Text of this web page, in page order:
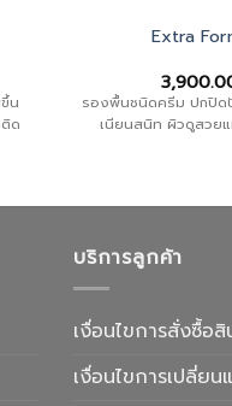
น
ด
Extra
รองพื้นชนิดครีม ปกปิด
เนียนสนิท ผิวดูสวย
บริการลูกค้า
เงื่อนไขการสั่งซื้อสิ
เงื่อนไขการเปลี่ยน